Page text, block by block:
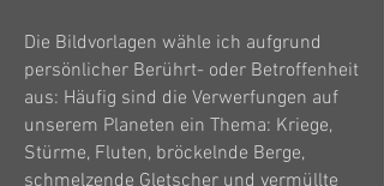
Die Bildvorlagen wähle ich aufgrund
persönlicher Berührt- oder Betroffenheit
aus: Häufig sind die Verwerfungen auf
unserem Planeten ein Thema: Kriege,
Stürme, Fluten, bröckelnde Berge,
schmelzende Gletscher und vermüllte